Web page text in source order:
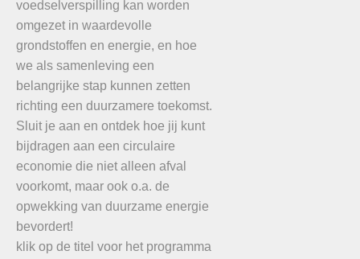
voedselverspilling kan worden
omgezet in waardevolle
grondstoffen en energie, en hoe
we als samenleving een
belangrijke stap kunnen zetten
richting een duurzamere toekomst.
Sluit je aan en ontdek hoe jij kunt
bijdragen aan een circulaire
economie die niet alleen afval
voorkomt, maar ook o.a. de
opwekking van duurzame energie
bevordert!
klik op de titel voor het programma